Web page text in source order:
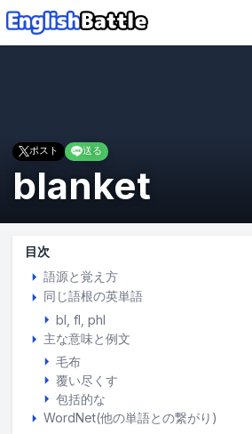
ポスト 送る
blanket
目次
語源と覚え方
同じ語根の英単語
bl fl phl
主な意味と例文
毛布
覆い尽くす
包括的な
WordNet(他の単語との繋がり)